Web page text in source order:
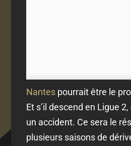
Nantes pourrait être le
Et s’il descend en Ligue
un accident. Ce sera le
plusieurs saisons de